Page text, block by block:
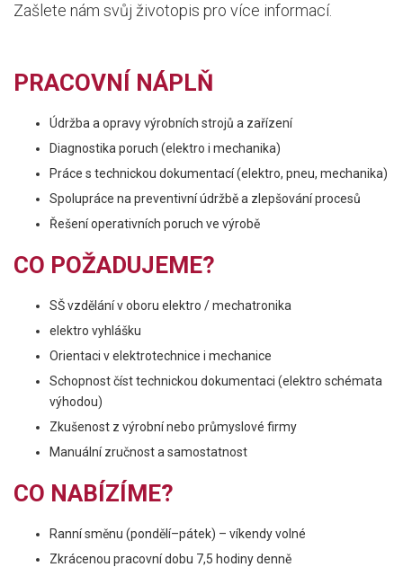
Zašlete nám svůj životopis pro více informací.
PRACOVNÍ NÁPLŇ
Údržba a opravy výrobních strojů a zařízení
Diagnostika poruch (elektro i mechanika)
Práce s technickou dokumentací (elektro, pneu, mechanika)
Spolupráce na preventivní údržbě a zlepšování procesů
Řešení operativních poruch ve výrobě
CO POŽADUJEME?
SŠ vzdělání v oboru elektro / mechatronika
elektro vyhlášku
Orientaci v elektrotechnice i mechanice
Schopnost číst technickou dokumentaci (elektro schémata
výhodou)
Zkušenost z výrobní nebo průmyslové firmy
Manuální zručnost a samostatnost
CO NABÍZÍME?
Ranní směnu (pondělí–pátek) – víkendy volné
Zkrácenou pracovní dobu 7,5 hodiny denně